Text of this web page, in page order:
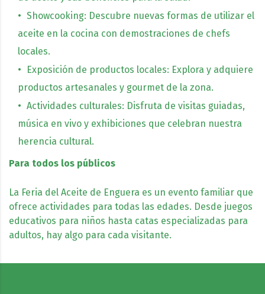
Showcooking: Descubre nuevas formas de utilizar el
aceite en la cocina con demostraciones de chefs
locales.
Exposición de productos locales: Explora y adquiere
productos artesanales y gourmet de la zona.
Actividades culturales: Disfruta de visitas guiadas,
música en vivo y exhibiciones que celebran nuestra
herencia cultural.
Para todos los públicos
La Feria del Aceite de Enguera es un evento familiar que
ofrece actividades para todas las edades. Desde juegos
educativos para niños hasta catas especializadas para
adultos, hay algo para cada visitante.